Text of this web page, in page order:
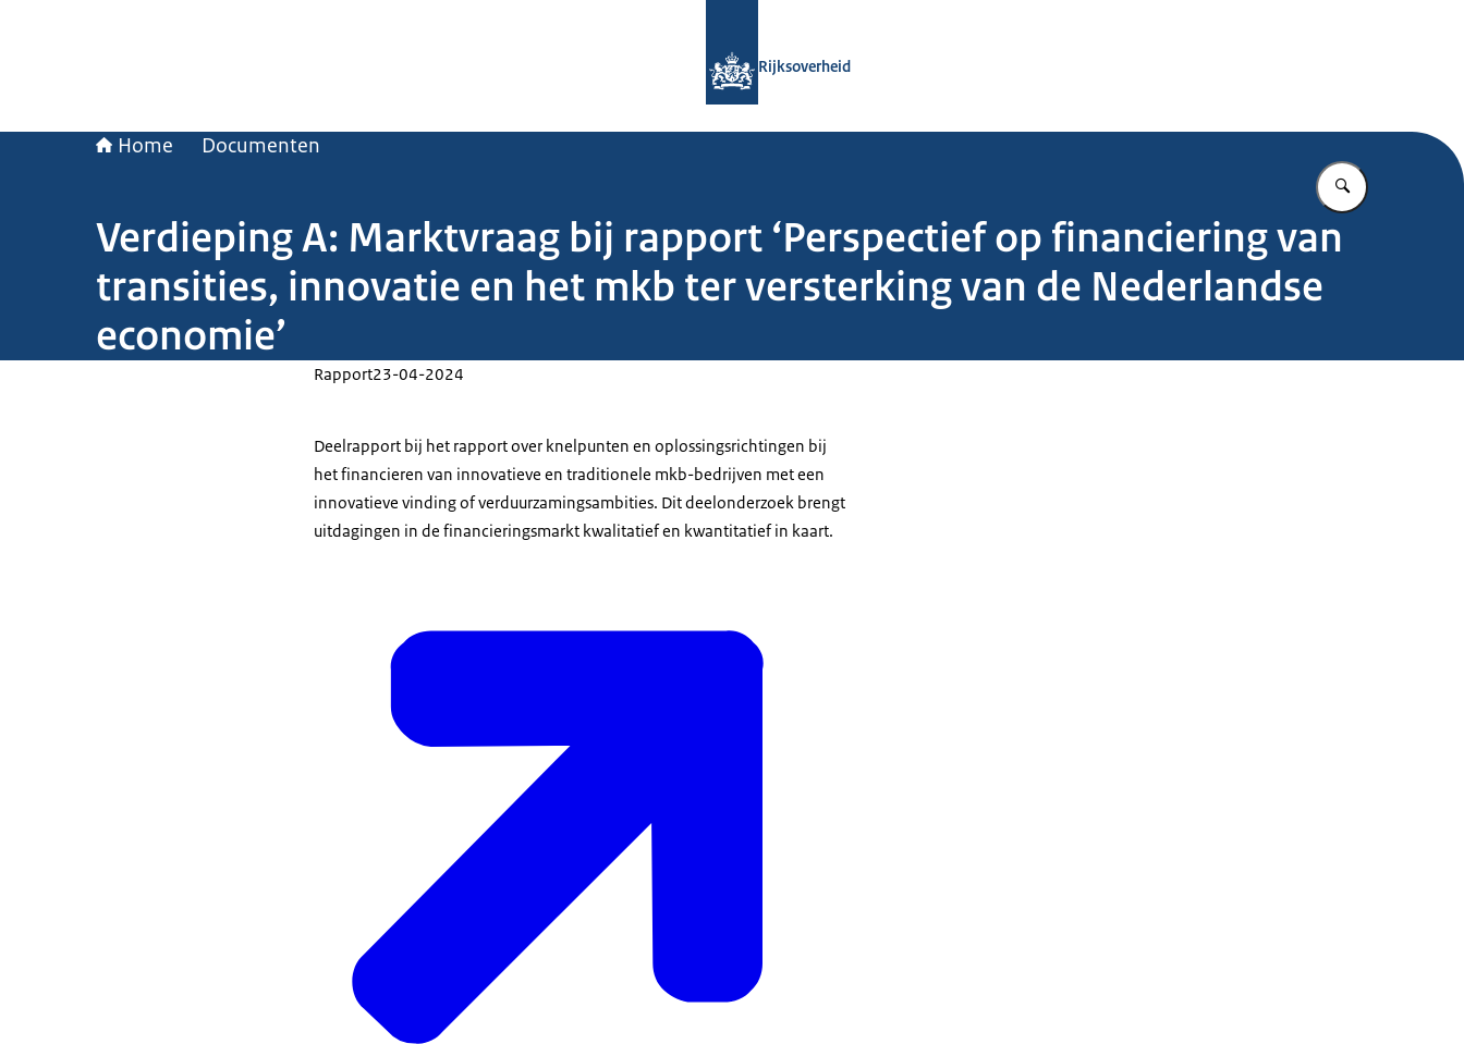
Rijksoverheid
Home Documenten
Vul in wat u
Verdieping A: Marktvraag bij rapport ‘Perspectief op financiering van
transities, innovatie en het mkb ter versterking van de Nederlandse
economie’
Rapport23-04-2024
Deelrapport bij het rapport over knelpunten en oplossingsrichtingen bij
het financieren van innovatieve en traditionele mkb-bedrijven met een
innovatieve vinding of verduurzamingsambities. Dit deelonderzoek brengt
uitdagingen in de financieringsmarkt kwalitatief en kwantitatief in kaart.